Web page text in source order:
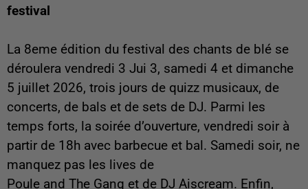
festival
La 8eme édition du festival des chants de blé se
déroulera vendredi 3 Jui 3, samedi 4 et dimanche
5 juillet 2026, trois jours de quizz musicaux, de
concerts, de bals et de sets de DJ. Parmi les
temps forts, la soirée d’ouverture, vendredi soir à
partir de 18h avec barbecue et bal. Samedi soir, ne
manquez pas les lives de
Poule and The Gang et de DJ Aiscream. Enfin,